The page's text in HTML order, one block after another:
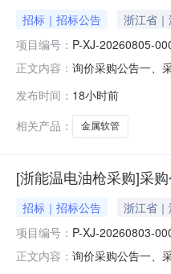
招标｜招标公告 浙江省
项目编号： P-XJ-20260805-
正文内容： 询价采购公告一、
时间交货地点采购
发布时间： 18小时前
相关产品：
金属软管
[浙能温电油枪采购]采
招标｜招标公告 浙江省
项目编号： P-XJ-20260803-
正文内容： 询价采购公告一、